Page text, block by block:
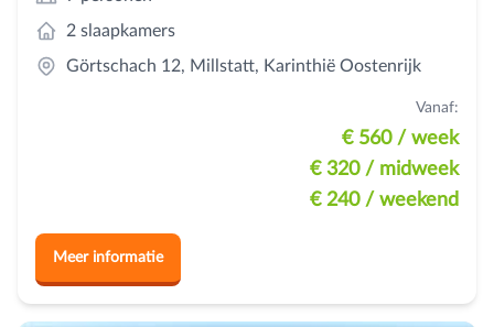
2 slaapkamers
Görtschach 12, Millstatt, Karinthië Oostenrijk
Vanaf:
€ 560/ week
€ 320/ midweek
€ 240/ weekend
Meer informatie